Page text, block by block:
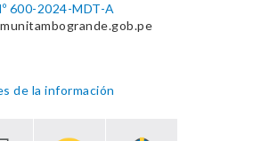
600-2024-MDT-A
de la información